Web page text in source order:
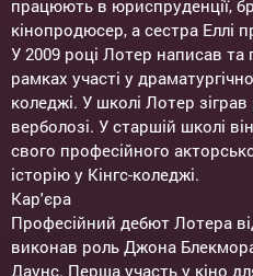
працюють в юриспруденції,
кінопродюсер, а сестра Еллі
У 2009 році Лотер написав та
рамках участі у
коледжі. У школі Лотер
верболозі. У старшій школі
свого професійного
історію у Кінгс-коледжі.
Кар'єра
Професійний дебют Лотера
виконав роль Джона
Даунс. Перша участь у кіно